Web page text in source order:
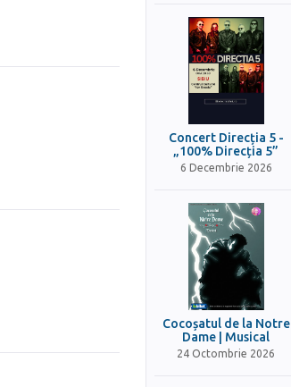
Concert Direcția 5 -
„100% Direcția 5”
6 Decembrie 2026
Cocoșatul de la Notre
Dame | Musical
24 Octombrie 2026